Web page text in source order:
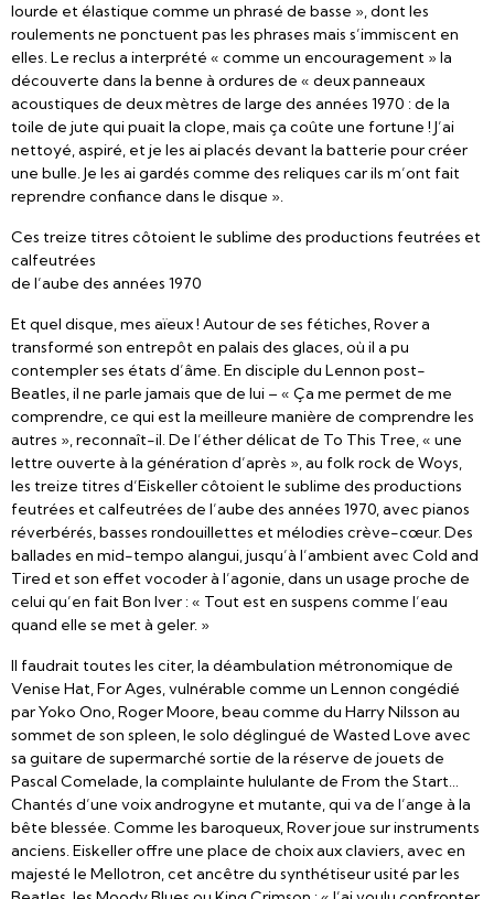
lourde et élastique comme un phrasé de basse », dont les
roulements ne ponctuent pas les phrases mais s’immiscent en
elles. Le reclus a interprété « comme un encouragement » la
découverte dans la benne à ordures de « deux panneaux
acoustiques de deux mètres de large des années 1970 : de la
toile de jute qui puait la clope, mais ça coûte une fortune ! J’ai
nettoyé, aspiré, et je les ai placés devant la batterie pour créer
une bulle. Je les ai gardés comme des reliques car ils m’ont fait
reprendre confiance dans le disque ».
Ces treize titres côtoient le sublime des productions feutrées et
calfeutrées
de l’aube des années 1970
Et quel disque, mes aïeux ! Autour de ses fétiches, Rover a
transformé son entrepôt en palais des glaces, où il a pu
contempler ses états d’âme. En disciple du Lennon post-
Beatles, il ne parle jamais que de lui – « Ça me permet de me
comprendre, ce qui est la meilleure manière de comprendre les
autres », reconnaît-il. De l’éther délicat de To This Tree, « une
lettre ouverte à la génération d’après », au folk rock de Woys,
les treize titres d’Eiskeller côtoient le sublime des productions
feutrées et calfeutrées de l’aube des années 1970, avec pianos
réverbérés, basses rondouillettes et mélodies crève-cœur. Des
ballades en mid-tempo alangui, jusqu’à l’ambient avec Cold and
Tired et son effet vocoder à l’agonie, dans un usage proche de
celui qu’en fait Bon Iver : « Tout est en suspens comme l’eau
quand elle se met à geler. »
Il faudrait toutes les citer, la déambulation métronomique de
Venise Hat, For Ages, vulnérable comme un Lennon congédié
par Yoko Ono, Roger Moore, beau comme du Harry Nilsson au
sommet de son spleen, le solo déglingué de Wasted Love avec
sa guitare de supermarché sortie de la réserve de jouets de
Pascal Comelade, la complainte hululante de From the Start…
Chantés d’une voix androgyne et mutante, qui va de l’ange à la
bête blessée. Comme les baroqueux, Rover joue sur instruments
anciens. Eiskeller offre une place de choix aux claviers, avec en
majesté le Mellotron, cet ancêtre du synthétiseur usité par les